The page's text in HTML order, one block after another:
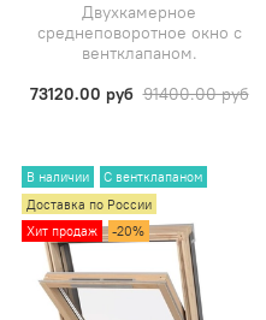
Двухкамерное
среднеповоротное окно с
вентклапаном.
73120.00 руб 91400.00 руб
В наличии
С вентклапаном
Доставка по России
Хит продаж
-20%